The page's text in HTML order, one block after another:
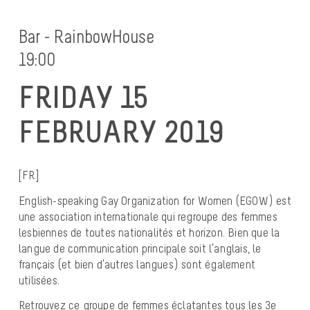
Bar - RainbowHouse
19:00
FRIDAY 15
FEBRUARY 2019
[FR]
English-speaking Gay Organization for Women (EGOW) est
une association internationale qui regroupe des femmes
lesbiennes de toutes nationalités et horizon. Bien que la
langue de communication principale soit l’anglais, le
français (et bien d’autres langues) sont également
utilisées.
Retrouvez ce groupe de femmes éclatantes tous les 3e